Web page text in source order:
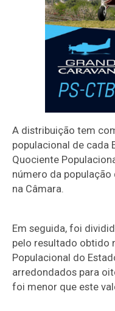
A distribuição tem
populacional de cada
Quociente
número da população
na Câmara.
Em seguida, foi
pelo resultado obtido
Populacional do
arredondados para
foi menor que este